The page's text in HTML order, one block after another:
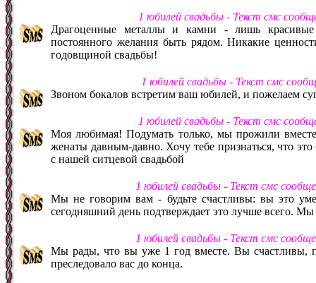
1 юбилей свадьбы - Текст смс
Драгоценные металлы и камни - лишь
постоянного желания быть рядом. Никакие
годовщиной свадьбы!
1 юбилей свадьбы - Текст смс
Звоном бокалов встретим ваш юбилей, и пожелаем
1 юбилей свадьбы - Текст смс
Моя любимая! Подумать только, мы прожили вместе
женаты давным-давно. Хочу тебе признаться, что
с нашей ситцевой свадьбой
1 юбилей свадьбы - Текст смс
Мы не говорим вам - будьте счастливы: вы это
сегодняшний день подтверждает это лучше всего.
1 юбилей свадьбы - Текст смс
Мы рады, что вы уже 1 год вместе. Вы счастливы,
преследовало вас до конца.